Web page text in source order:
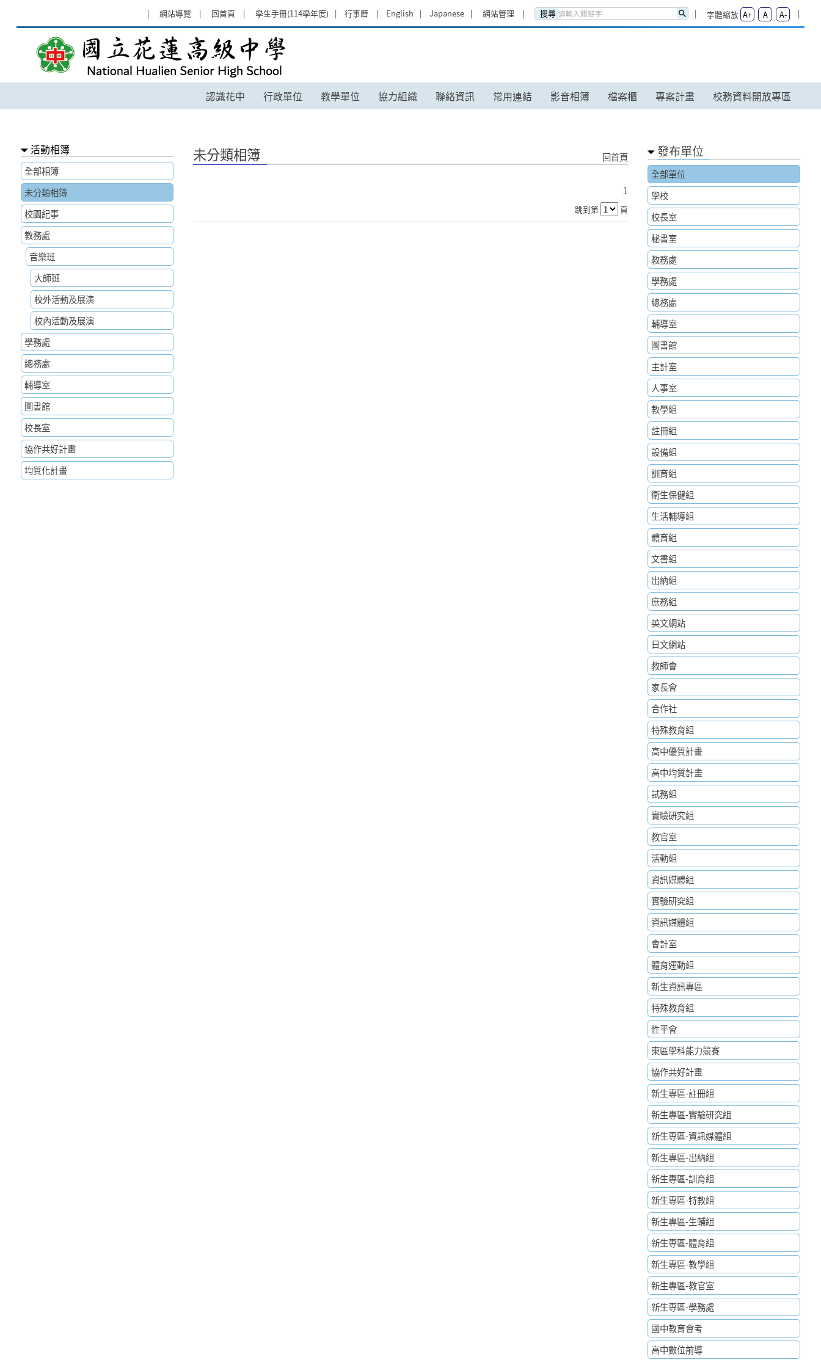
網站導覽
回首頁 學生手冊(114學年度) 行事曆 English Japanese 網站管理 搜尋 字體縮放 A+ A A-
未分類相簿 - 國立花蓮高級中學
認識花中 行政單位 教學單位 協力組織 聯絡資訊 常用連結 影音相簿 檔案櫃 專案計畫
校務資料開放專區
:::
活動相簿
全部相簿
未分類相簿
校園紀事
教務處
音樂班
大師班
校外活動及展演
校內活動及展演
學務處
總務處
輔導室
圖書館
校長室
協作共好計畫
均質化計畫
未分類相簿 回首頁
1
跳到第 頁
發布單位
全部單位
學校
校長室
秘書室
教務處
學務處
總務處
輔導室
圖書館
主計室
人事室
教學組
註冊組
設備組
訓育組
衛生保健組
生活輔導組
體育組
文書組
出納組
庶務組
英文網站
日文網站
教師會
家長會
合作社
特殊教育組
高中優質計畫
高中均質計畫
試務組
實驗研究組
教官室
活動組
資訊媒體組
實驗研究組
資訊媒體組
會計室
體育運動組
新生資訊專區
特殊教育組
性平會
東區學科能力競賽
協作共好計畫
新生專區-註冊組
新生專區-實驗研究組
新生專區-資訊媒體組
新生專區-出納組
新生專區-訓育組
新生專區-特教組
新生專區-生輔組
新生專區-體育組
新生專區-教學組
新生專區-教官室
新生專區-學務處
國中教育會考
高中數位前導